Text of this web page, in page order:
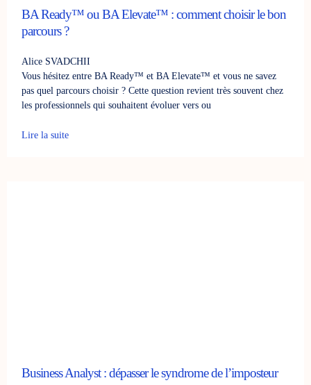
BA Ready™ ou BA Elevate™ : comment choisir le bon
parcours ?
Alice SVADCHII
Vous hésitez entre BA Ready™ et BA Elevate™ et vous ne savez
pas quel parcours choisir ? Cette question revient très souvent chez
les professionnels qui souhaitent évoluer vers ou
Lire la suite
Business Analyst : dépasser le syndrome de l’imposteur